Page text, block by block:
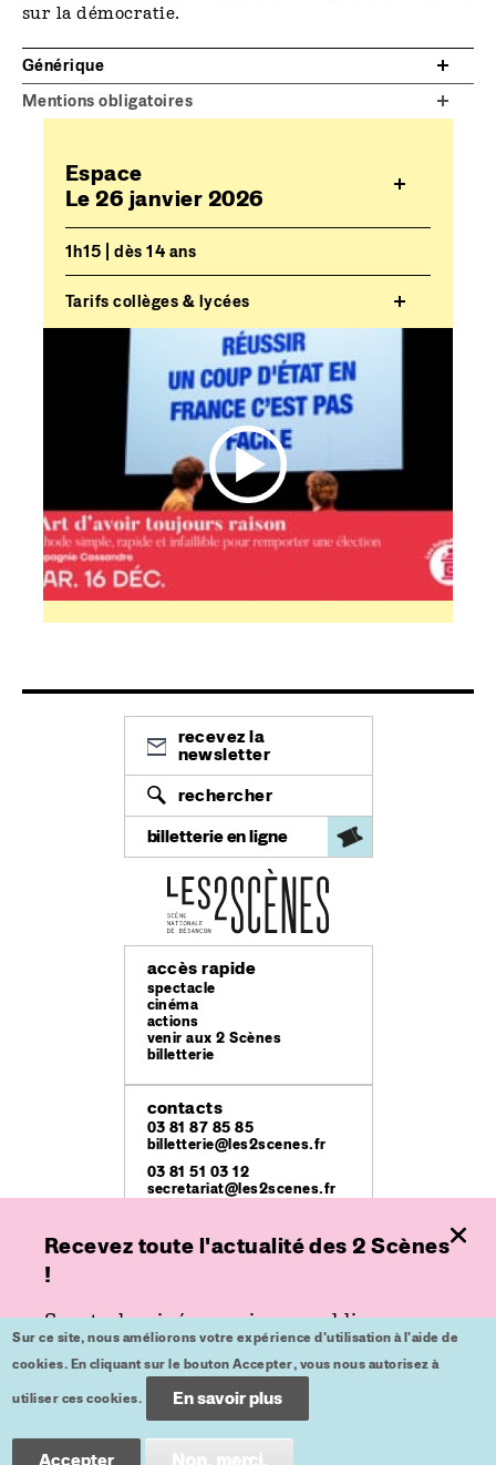
sur la démocratie.
Générique
Mentions obligatoires
Espace
Le 26 janvier 2026
1h15 | dès 14 ans
Tarifs collèges & lycées
recevez la
newsletter
rechercher
billetterie en ligne
accès rapide
spectacle
cinéma
actions
venir aux 2 Scènes
billetterie
contacts
03 81 87 85 85
billetterie@les2scenes.fr
03 81 51 03 12
secretariat@les2scenes.fr
lieux
place de l'Europe
place du Théâtre
crédits
mentions légales
Recevez toute l'actualité des 2 Scènes
!
Spectacle, cinéma ou jeune public,
inscrivez-vous à nos lettres d'informations
pour ne plus rien rater.
Inscription
Sur ce site, nous améliorons votre expérience d'utilisation à l'aide de
cookies. En cliquant sur le bouton Accepter, vous nous autorisez à
utiliser ces cookies. En savoir plus
Accepter Non, merci.